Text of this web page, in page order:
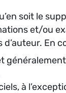
soit le
et/ou
En
à